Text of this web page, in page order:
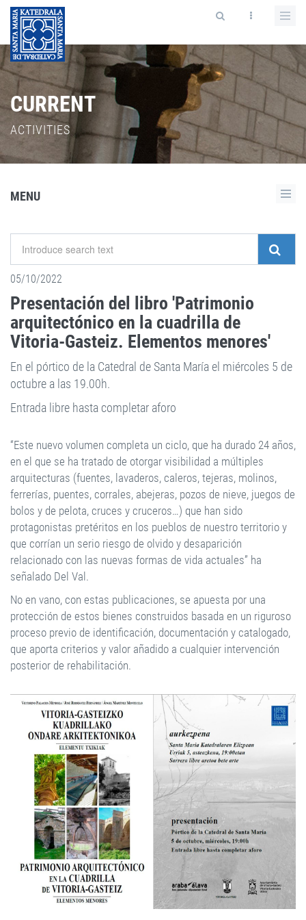
CURRENT
ACTIVITIES
MENU
05/10/2022
Presentación del libro 'Patrimonio
arquitectónico en la cuadrilla de
Vitoria-Gasteiz. Elementos menores'
En el pórtico de la Catedral de Santa María el miércoles 5 de
octubre a las 19.00h.
Entrada libre hasta completar aforo
“Este nuevo volumen completa un ciclo, que ha durado 24 años,
en el que se ha tratado de otorgar visibilidad a múltiples
arquitecturas (fuentes, lavaderos, caleros, tejeras, molinos,
ferrerías, puentes, corrales, abejeras, pozos de nieve, juegos de
bolos y de pelota, cruces y cruceros…) que han sido
protagonistas pretéritos en los pueblos de nuestro territorio y
que corrían un serio riesgo de olvido y desaparición
relacionado con las nuevas formas de vida actuales” ha
señalado Del Val.
No en vano, con estas publicaciones, se apuesta por una
protección de estos bienes construidos basada en un riguroso
proceso previo de identificación, documentación y catalogado,
que aporta criterios y valor añadido a cualquier intervención
posterior de rehabilitación.